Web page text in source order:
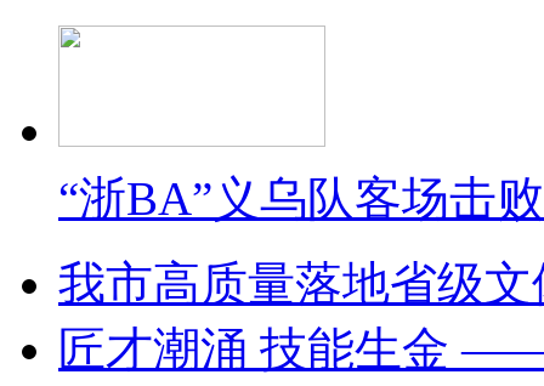
“浙BA”义乌队客场击
我市高质量落地省级
匠才潮涌 技能生金